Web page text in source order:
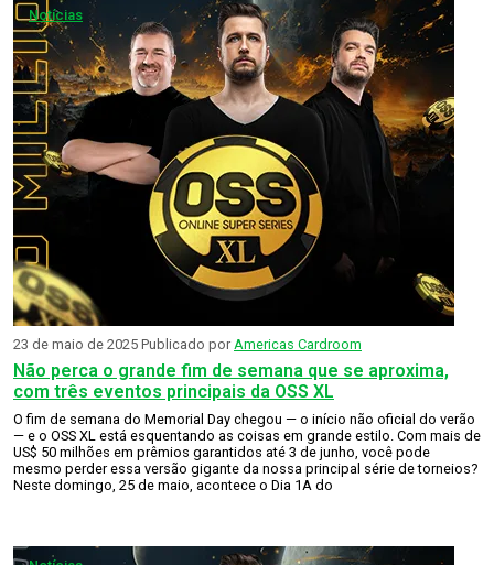
Notícias
Não perca o grande fim de semana que se aproxima,
com três eventos principais da OSS XL
23 de maio de 2025 Publicado por Americas Cardroom
O fim de semana do Memorial Day chegou — o início não oficial do verão
— e o OSS XL está esquentando as coisas em grande estilo. Com mais de
US$ 50 milhões em prêmios garantidos até 3 de junho, você pode
mesmo perder essa versão gigante da nossa principal série de torneios?
Neste domingo, 25 de maio, acontece o Dia 1A do